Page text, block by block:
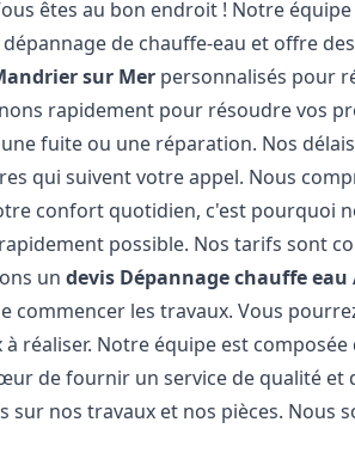
êtes au bon endroit ! Notre
dépannage de chauffe-eau et offre
sur Mer personnalisés pour
rapidement pour résoudre vos
fuite ou une réparation. Nos
qui suivent votre appel. Nous
confort quotidien, c'est pourquoi
possible. Nos tarifs sont
undevis Dépannage chauffe
commencer les travaux. Vous
à réaliser. Notre équipe est
de fournir un service de qualité et
sur nos travaux et nos pièces. Nous